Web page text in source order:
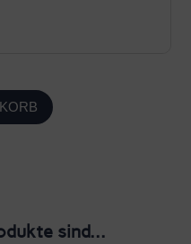
sind...